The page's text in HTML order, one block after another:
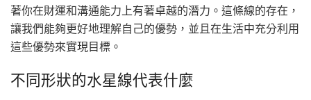
著你在財運和溝通能力上有著卓越的潛力。這條線的存在，
讓我們能夠更好地理解自己的優勢，並且在生活中充分利用
這些優勢來實現目標。
不同形狀的水星線代表什麼